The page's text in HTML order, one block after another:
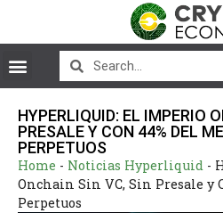
HYPERLIQUID: EL IMPERIO
PRESALE Y CON 44% DEL
PERPETUOS
Home - Noticias Hyperliquid -
Onchain Sin VC, Sin Presale y
Perpetuos